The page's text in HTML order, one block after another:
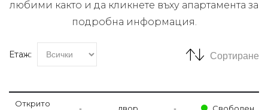
любими както и да кликнете въху апартамента за
подробна информация.
Етаж: Сортиране
Открито